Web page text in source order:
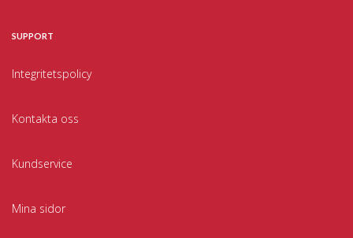
SUPPORT
Integritetspolicy
Kontakta oss
Kundservice
Mina sidor